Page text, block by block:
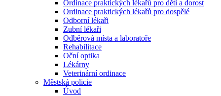
Ordinace praktických lékařů pro děti a dorost
Ordinace praktických lékařů pro dospělé
Odborní lékaři
Zubní lékaři
Odběrová místa a laboratoře
Rehabilitace
Oční optika
Lékárny
Veterinární ordinace
Městská policie
Úvod